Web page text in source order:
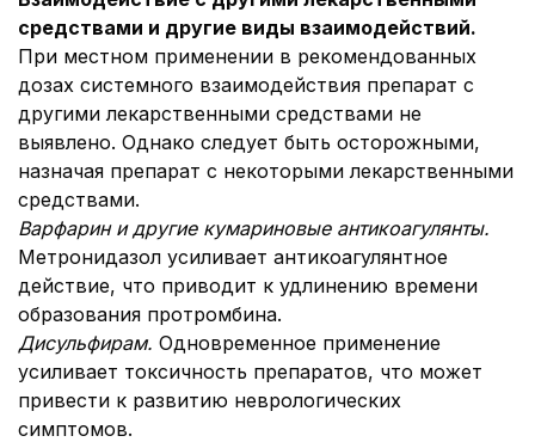
средствами и другие виды взаимодействий.
При местном применении в рекомендованных
дозах системного взаимодействия препарат с
другими лекарственными средствами не
выявлено. Однако следует быть осторожными,
назначая препарат с некоторыми лекарственными
средствами.
Варфарин и другие кумариновые антикоагулянты.
Метронидазол усиливает антикоагулянтное
действие, что приводит к удлинению времени
образования протромбина.
Дисульфирам. Одновременное применение
усиливает токсичность препаратов, что может
привести к развитию неврологических
симптомов.